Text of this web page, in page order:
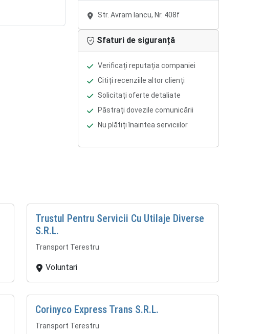
Str. Avram Iancu, Nr. 408f
Sfaturi de siguranță
Verificați reputația companiei
Citiți recenziile altor clienți
Solicitați oferte detaliate
Păstrați dovezile comunicării
Nu plătiți înaintea serviciilor
Trustul Pentru Servicii Cu Utilaje Diverse
S.R.L.
Transport Terestru
Voluntari
Corinyco Express Trans S.R.L.
Transport Terestru